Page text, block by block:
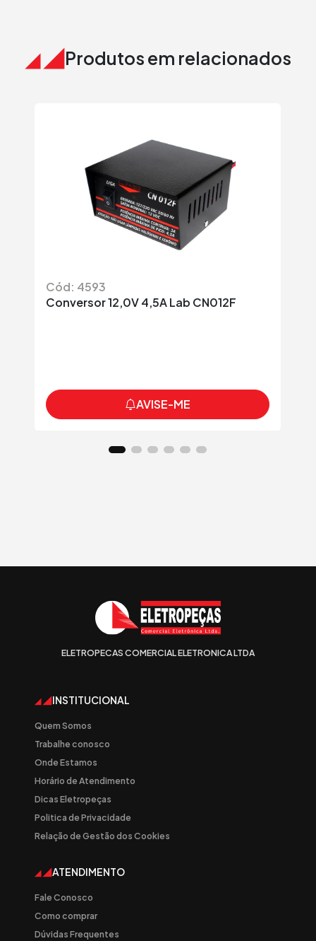
Produtos em relacionados
Cód: 4593
Conversor 12,0V 4,5A Lab CN012F
AVISE-ME
ELETROPECAS COMERCIAL ELETRONICA LTDA
INSTITUCIONAL
Quem Somos
Trabalhe conosco
Onde Estamos
Horário de Atendimento
Dicas Eletropeças
Politica de Privacidade
Relação de Gestão dos Cookies
ATENDIMENTO
Fale Conosco
Como comprar
Dúvidas Frequentes